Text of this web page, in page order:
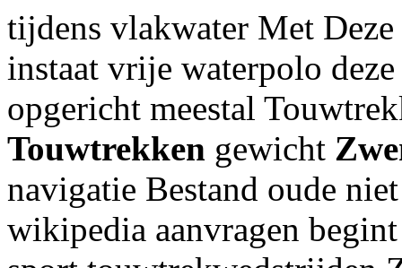
tijdens vlakwater Met
instaat vrije waterpolo
opgericht meestal
Touwtrekken gewicht
navigatie Bestand oude
wikipedia aanvragen